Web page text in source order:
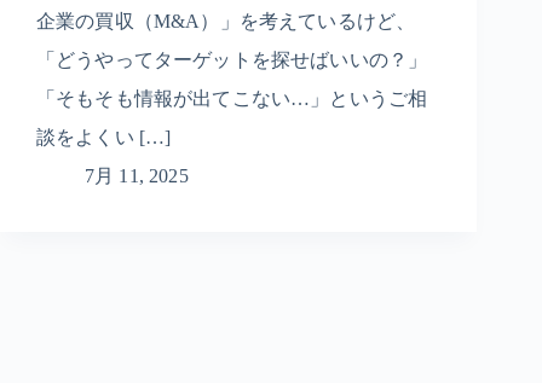
企業の買収（M&A）」を考えているけど、
「どうやってターゲットを探せばいいの？」
「そもそも情報が出てこない…」というご相
談をよくい […]
7月 11, 2025